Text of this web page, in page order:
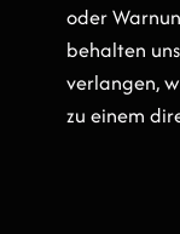
oder
behalten
verlangen,
zu einem